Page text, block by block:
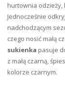
hurtownia
Jednocześnie
nadchodzącym
czego nosić małą
sukienka pasuje
z małą czarną,
kolorze czarnym.